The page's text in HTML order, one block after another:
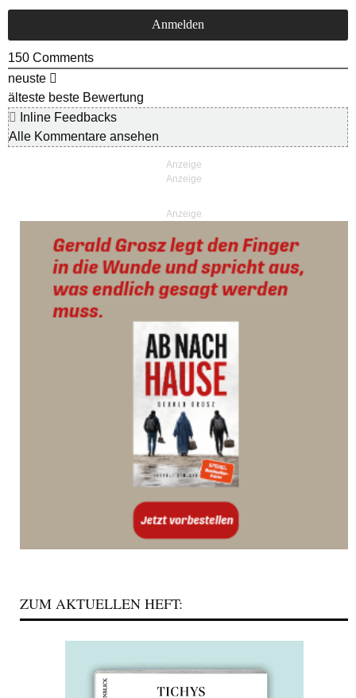
150 Comments
neuste
älteste beste Bewertung
Inline Feedbacks
Alle Kommentare ansehen
Anzeige
ZUM AKTUELLEN HEFT: